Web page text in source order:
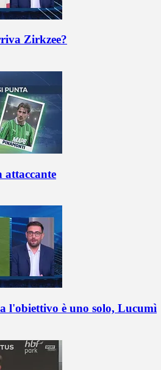
Zirkzee?
attaccante
l'obiettivo è uno solo, Lucumì